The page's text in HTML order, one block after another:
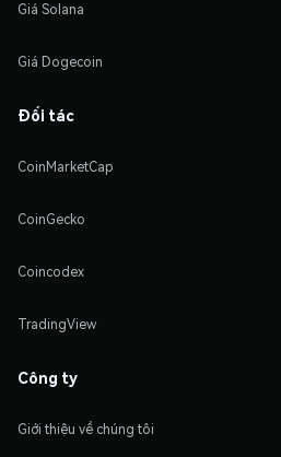
Giá Solana
Giá Dogecoin
Đối tác
CoinMarketCap
CoinGecko
Coincodex
TradingView
Công ty
Giới thiệu về chúng tôi